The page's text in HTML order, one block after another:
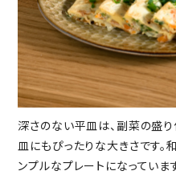
深さのない平皿は、副菜の盛
皿にもぴったりな大きさです。
ンプルなプレートになっていま